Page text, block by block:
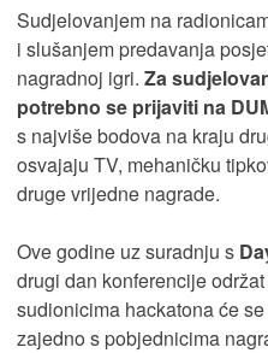
Sudjelovanjem na
i slušanjem predavanja
nagradnoj igri. Za
potrebno se prijaviti na
s najviše bodova na kraju
osvajaju TV, mehaničku
druge vrijedne nagrade.
Ove godine uz suradnju s
drugi dan konferencije
sudionicima hackatona će
zajedno s pobjednicima